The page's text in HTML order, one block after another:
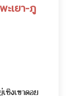
เยา-ภู
ชิงเขาดอย